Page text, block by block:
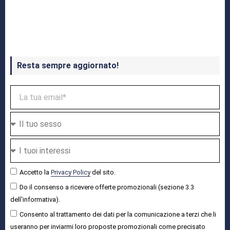
Resta sempre aggiornato!
Accetto la Privacy Policydel sito.
Do il consenso a ricevere offerte promozionali (sezione 3.3
dell'informativa).
Consento al trattamento dei dati per la comunicazione a terzi che li
useranno per inviarmi loro proposte promozionali come precisato